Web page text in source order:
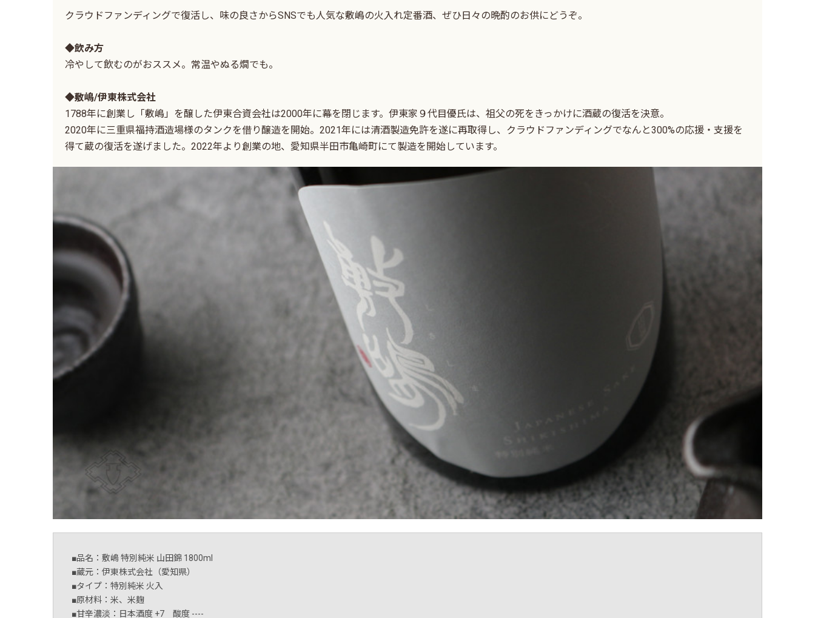
クラウドファンディングで復活し、味の良さからSNSでも人気な敷嶋の火入れ定番酒、ぜひ日々の晩酌のお供にどうぞ。
◆飲み方
冷やして飲むのがおススメ。常温やぬる燗でも。
◆敷嶋/伊東株式会社
1788年に創業し「敷嶋」を醸した伊東合資会社は2000年に幕を閉じます。伊東家９代目優氏は、祖父の死をきっかけに酒蔵の復活を決意。
2020年に三重県福持酒造場様のタンクを借り醸造を開始。2021年には清酒製造免許を遂に再取得し、クラウドファンディングでなんと300%の応援・支援を
得て蔵の復活を遂げました。2022年より創業の地、愛知県半田市亀崎町にて製造を開始しています。
■品名：敷嶋 特別純米 山田錦 1800ml
■蔵元：伊東株式会社（愛知県）
■タイプ：特別純米 火入
■原材料：米、米麹
■甘辛濃淡：日本酒度 +7 酸度 ----